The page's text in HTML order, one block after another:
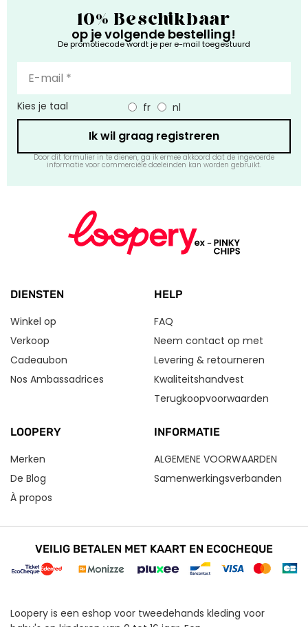
10% Beschikbaar
op je volgende bestelling!
De promotiecode wordt je per e-mail toegestuurd
Kies je taal fr nl
Ik wil graag registreren
Door dit formulier in te dienen, ga ik ermee akkoord dat de ingevoerde
informatie voor commerciële doeleinden kan worden gebruikt.
DIENSTEN
Winkel op
Verkoop
Cadeaubon
Nos Ambassadrices
HELP
FAQ
Neem contact op met
Levering & retourneren
Kwaliteitshandvest
Terugkoopvoorwaarden
LOOPERY
Merken
De Blog
À propos
INFORMATIE
ALGEMENE VOORWAARDEN
Samenwerkingsverbanden
VEILIG BETALEN MET KAART EN ECOCHEQUE
Loopery is een eshop voor tweedehands kleding voor